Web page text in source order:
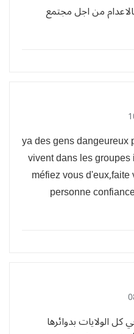
من اجل مجتمع
ya des gens
vivent dans les
méfiez vous
personne
الولايات بدوائرها